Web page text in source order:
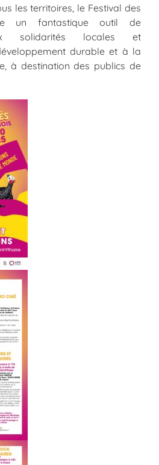
les territoires, le Festival des
un fantastique outil de
solidarités locales et
durable et à la
à destination des publics de